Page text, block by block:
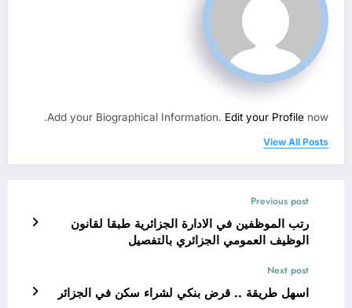
Add your Biographical Information. Edit your Profile now.
View All Posts
Previous post
رتب الموظفين في الادارة الجزائرية طبقا لقانون
الوظيف العمومي الجزائري بالتفصيل
Next post
اسهل طريقة .. قرض بنكي لشراء سكن في الجزائر